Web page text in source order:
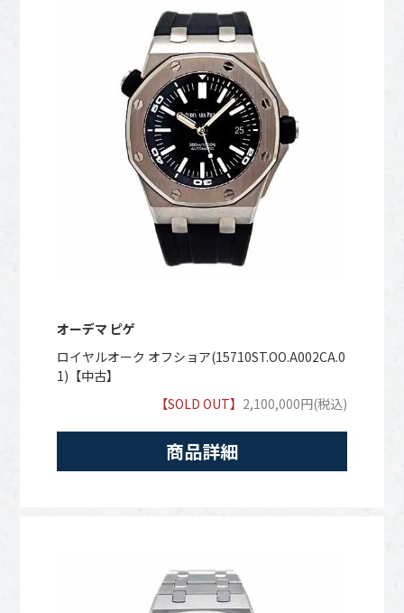
オーデマ ピゲ
ロイヤルオーク オフショア(15710ST.OO.A002CA.0
1)【中古】
【SOLD OUT】 2,100,000円(税込)
商品詳細